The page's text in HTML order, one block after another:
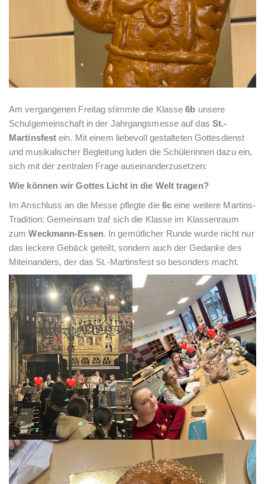
Am vergangenen Freitag stimmte die Klasse6b unsere
Schulgemeinschaft in der Jahrgangsmesse auf das St.-
Martinsfest ein. Mit einem liebevoll gestalteten Gottesdienst
und musikalischer Begleitung luden die Schülerinnen dazu ein,
sich mit der zentralen Frage auseinanderzusetzen:
Wie können wir Gottes Licht in die Welt tragen?
Im Anschluss an die Messe pflegte die 6c eine weitere Martins-
Tradition: Gemeinsam traf sich die Klasse im Klassenraum
zumWeckmann-Essen. In gemütlicher Runde wurde nicht nur
das leckere Gebäck geteilt, sondern auch der Gedanke des
Miteinanders, der das St.-Martinsfest so besonders macht.